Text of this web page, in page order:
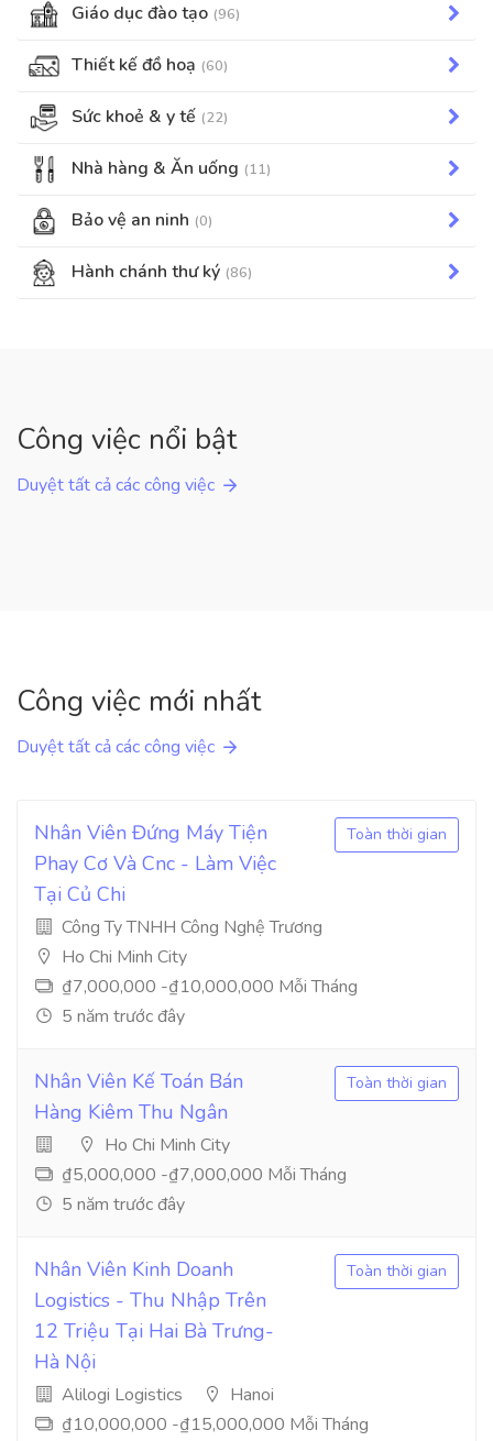
Giáo dục đào tạo (96)
Thiết kế đồ hoạ (60)
Sức khoẻ & y tế (22)
Nhà hàng & Ăn uống (11)
Bảo vệ an ninh (0)
Hành chánh thư ký (86)
Công việc nổi bật
Duyệt tất cả các công việc
Công việc mới nhất
Duyệt tất cả các công việc
Nhân Viên Đứng Máy Tiện
Phay Cơ Và Cnc - Làm Việc
Tại Củ Chi
Công Ty TNHH Công Nghệ Trương
Ho Chi Minh City
₫7,000,000 -₫10,000,000 Mỗi Tháng
5 năm trước đây
Toàn thời gian
Nhân Viên Kế Toán Bán
Hàng Kiêm Thu Ngân
Ho Chi Minh City
₫5,000,000 -₫7,000,000 Mỗi Tháng
5 năm trước đây
Toàn thời gian
Nhân Viên Kinh Doanh
Logistics - Thu Nhập Trên
12 Triệu Tại Hai Bà Trưng-
Hà Nội
Alilogi Logistics
Hanoi
₫10,000,000 -₫15,000,000 Mỗi Tháng
Toàn thời gian